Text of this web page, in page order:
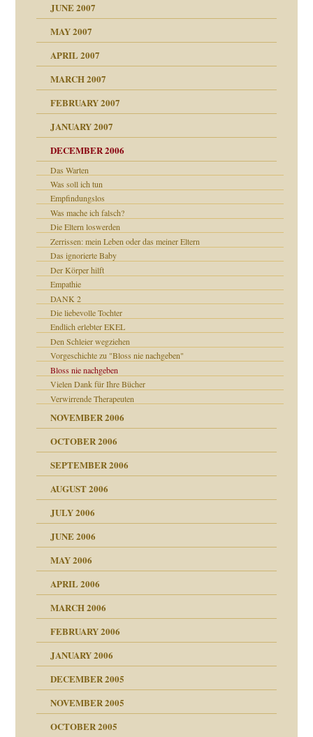
voller Absicht!"
JUNE 2007
MAY 2007
APRIL 2007
MARCH 2007
FEBRUARY 2007
JANUARY 2007
DECEMBER 2006
Das Warten
Was soll ich tun
Empfindungslos
Was mache ich falsch?
Die Eltern loswerden
Zerrissen: mein Leben oder das meiner Eltern
Das ignorierte Baby
Der Körper hilft
Empathie
DANK 2
Die liebevolle Tochter
Endlich erlebter EKEL
Den Schleier wegziehen
Vorgeschichte zu "Bloss nie nachgeben"
Bloss nie nachgeben
Vielen Dank für Ihre Bücher
Verwirrende Therapeuten
NOVEMBER 2006
OCTOBER 2006
SEPTEMBER 2006
AUGUST 2006
JULY 2006
JUNE 2006
MAY 2006
APRIL 2006
MARCH 2006
FEBRUARY 2006
JANUARY 2006
DECEMBER 2005
NOVEMBER 2005
OCTOBER 2005